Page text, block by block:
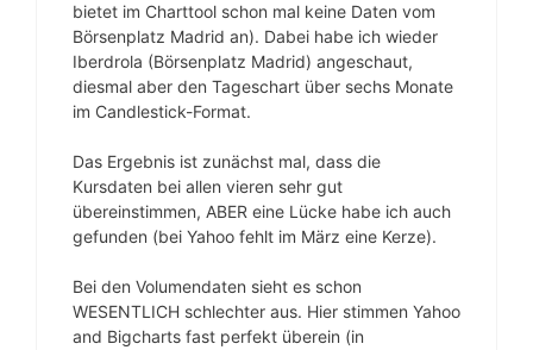
bietet im Charttool schon mal keine Daten vom
Börsenplatz Madrid an). Dabei habe ich wieder
Iberdrola (Börsenplatz Madrid) angeschaut,
diesmal aber den Tageschart über sechs Monate
im Candlestick-Format.
Das Ergebnis ist zunächst mal, dass die
Kursdaten bei allen vieren sehr gut
übereinstimmen, ABER eine Lücke habe ich auch
gefunden (bei Yahoo fehlt im März eine Kerze).
Bei den Volumendaten sieht es schon
WESENTLICH schlechter aus. Hier stimmen Yahoo
and Bigcharts fast perfekt überein (in